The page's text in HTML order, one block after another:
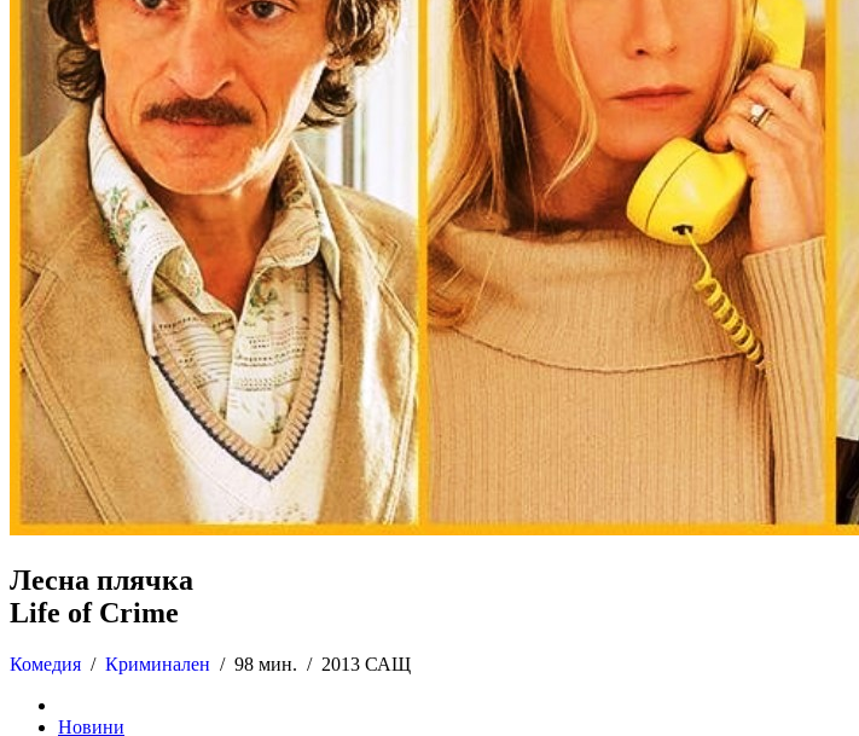
Лесна плячка
Life of Crime
Комедия / Криминален / 98 мин. / 2013 САЩ
Новини